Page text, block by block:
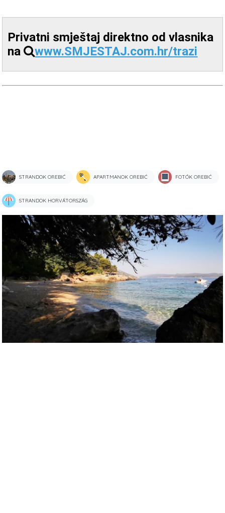
Privatni smještaj direktno od vlasnika
na
www.SMJESTAJ.com.hr/trazi
STRANDOK OREBIĆ APARTMANOK OREBIĆ FOTÓK OREBIĆ
STRANDOK HORVÁTORSZÁG